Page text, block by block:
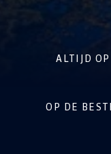
ALTIJD
OP DE